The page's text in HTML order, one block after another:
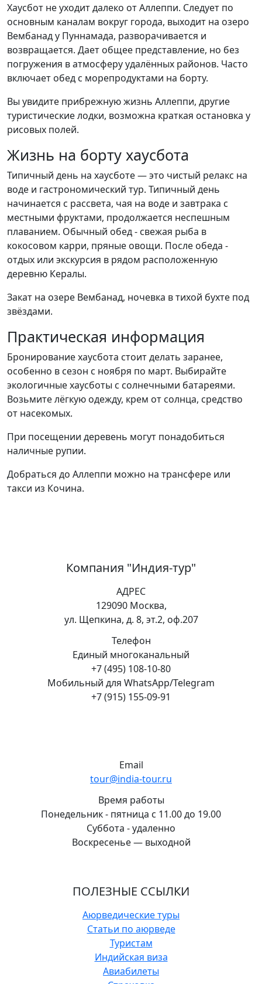
Хаусбот не уходит далеко от Аллеппи. Следует по
основным каналам вокруг города, выходит на озеро
Вембанад у Пуннамада, разворачивается и
возвращается. Дает общее представление, но без
погружения в атмосферу удалённых районов. Часто
включает обед с морепродуктами на борту.
Вы увидите прибрежную жизнь Аллеппи, другие
туристические лодки, возможна краткая остановка у
рисовых полей.
Жизнь на борту хаусбота
Типичный день на хаусботе — это чистый релакс на
воде и гастрономический тур. Типичный день
начинается с рассвета, чая на воде и завтрака с
местными фруктами, продолжается неспешным
плаванием. Обычный обед - свежая рыба в
кокосовом карри, пряные овощи. После обеда -
отдых или экскурсия в рядом расположенную
деревню Кералы.
Закат на озере Вембанад, ночевка в тихой бухте под
звёздами.
Практическая информация
Бронирование хаусбота стоит делать заранее,
особенно в сезон с ноября по март. Выбирайте
экологичные хаусботы с солнечными батареями.
Возьмите лёгкую одежду, крем от солнца, средство
от насекомых.
При посещении деревень могут понадобиться
наличные рупии.
Добраться до Аллеппи можно на трансфере или
такси из Кочина.
Компания "Индия-тур"
АДРЕС
129090 Москва,
ул. Щепкина, д. 8, эт.2, оф.207
Телефон
Единый многоканальный
+7 (495) 108-10-80
Мобильный для WhatsApp/Telegram
+7 (915) 155-09-91
Email
tour@india-tour.ru
Время работы
Понедельник - пятница с 11.00 до 19.00
Суббота - удаленно
Воскресенье — выходной
ПОЛЕЗНЫЕ ССЫЛКИ
Аюрведические туры
Статьи по аюрведе
Туристам
Индийская виза
Авиабилеты